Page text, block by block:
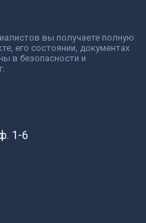
вы получаете полную
его состоянии, документах
в безопасности и
1-6